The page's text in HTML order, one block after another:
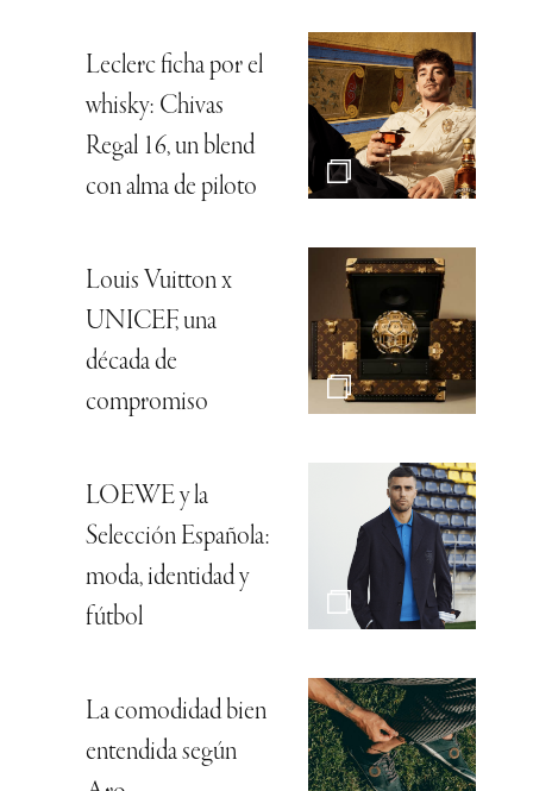
Leclerc ficha por el
whisky: Chivas
Regal 16, un blend
con alma de piloto
Louis Vuitton x
UNICEF, una
década de
compromiso
LOEWE y la
Selección Española:
moda, identidad y
fútbol
La comodidad bien
entendida según